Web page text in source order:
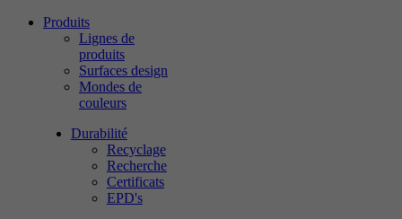
Produits
Lignes de
produits
Surfaces design
Mondes de
couleurs
Durabilité
Recyclage
Recherche
Certificats
EPD's